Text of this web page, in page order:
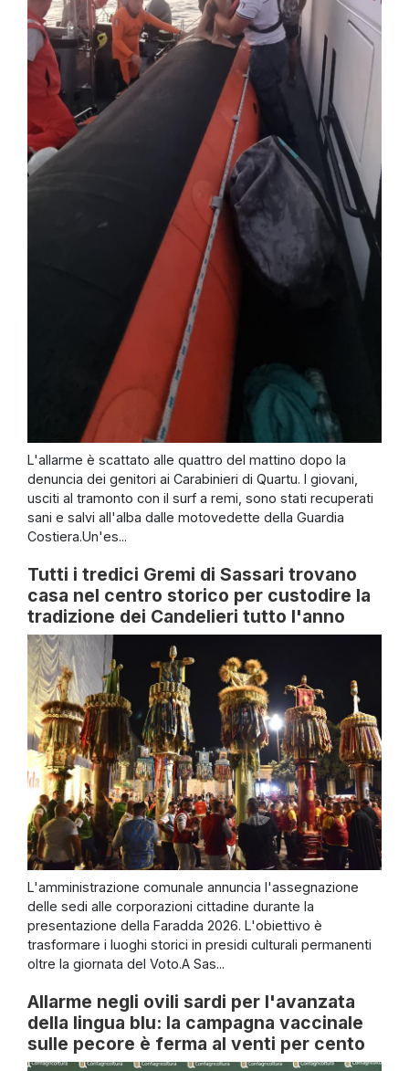
L'allarme è scattato alle quattro del mattino dopo la
denuncia dei genitori ai Carabinieri di Quartu. I giovani,
usciti al tramonto con il surf a remi, sono stati recuperati
sani e salvi all'alba dalle motovedette della Guardia
Costiera.Un'es...
Tutti i tredici Gremi di Sassari trovano
casa nel centro storico per custodire la
tradizione dei Candelieri tutto l'anno
L'amministrazione comunale annuncia l'assegnazione
delle sedi alle corporazioni cittadine durante la
presentazione della Faradda 2026. L'obiettivo è
trasformare i luoghi storici in presidi culturali permanenti
oltre la giornata del Voto.A Sas...
Allarme negli ovili sardi per l'avanzata
della lingua blu: la campagna vaccinale
sulle pecore è ferma al venti per cento